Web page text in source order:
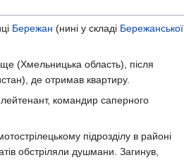
Бережан (нині у складі Бережанської
(Хмельницька область), після
де отримав квартиру.
командир саперного
підрозділу в районі
обстріляли душмани. Загинув,